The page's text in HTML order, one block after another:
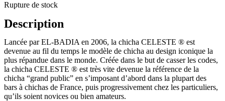
Rupture de stock
Description
Lancée par EL-BADIA en 2006, la chicha CELESTE ® est
devenue au fil du temps le modèle de chicha au design iconique la
plus répandue dans le monde. Créée dans le but de casser les codes,
la chicha CELESTE ® est très vite devenue la référence de la
chicha “grand public” en s’imposant d’abord dans la plupart des
bars à chichas de France, puis progressivement chez les particuliers,
qu’ils soient novices ou bien amateurs.